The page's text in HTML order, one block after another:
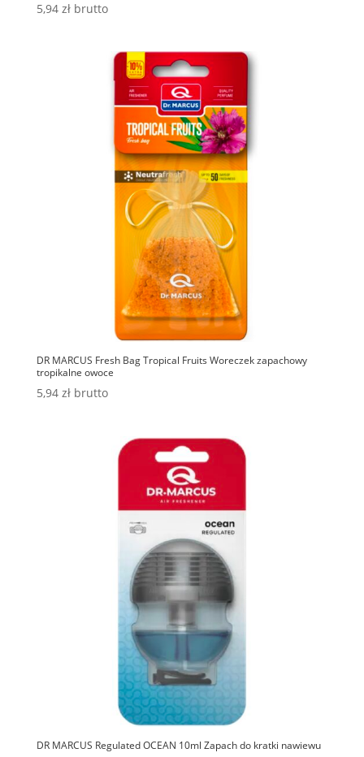
5,94 zł brutto
DR MARCUS Fresh Bag Tropical Fruits Woreczek zapachowy
tropikalne owoce
5,94 zł brutto
DR MARCUS Regulated OCEAN 10ml Zapach do kratki nawiewu